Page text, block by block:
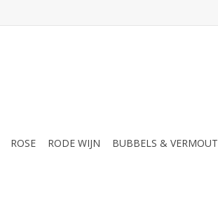
ROSE RODE WIJN BUBBELS & VERMOUT